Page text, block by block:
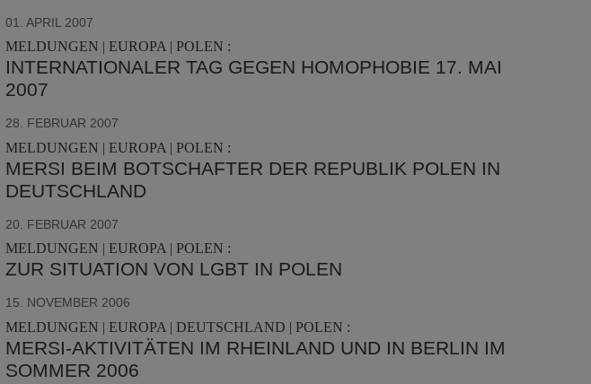
01. APRIL 2007
MELDUNGEN | EUROPA | POLEN :
INTERNATIONALER TAG GEGEN HOMOPHOBIE 17. MAI
2007
28. FEBRUAR 2007
MELDUNGEN | EUROPA | POLEN :
MERSI BEIM BOTSCHAFTER DER REPUBLIK POLEN IN
DEUTSCHLAND
20. FEBRUAR 2007
MELDUNGEN | EUROPA | POLEN :
ZUR SITUATION VON LGBT IN POLEN
15. NOVEMBER 2006
MELDUNGEN | EUROPA | DEUTSCHLAND | POLEN :
MERSI-AKTIVITÄTEN IM RHEINLAND UND IN BERLIN IM
SOMMER 2006